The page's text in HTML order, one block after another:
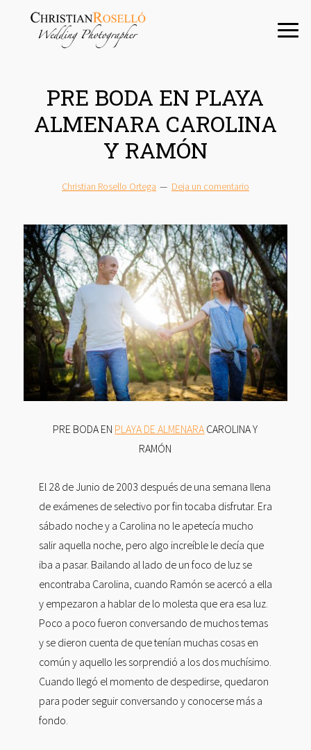
contenido
PRE BODA EN PLAYA
ALMENARA CAROLINA
Y RAMÓN
Christian Rosello Ortega Deja un comentario
PRE BODA EN PLAYA DE ALMENARA CAROLINA Y
RAMÓN
El 28 de Junio de 2003 después de una semana llena
de exámenes de selectivo por fin tocaba disfrutar. Era
sábado noche y a Carolina no le apetecía mucho
salir aquella noche, pero algo increíble le decía que
iba a pasar. Bailando al lado de un foco de luz se
encontraba Carolina, cuando Ramón se acercó a ella
y empezaron a hablar de lo molesta que era esa luz.
Poco a poco fueron conversando de muchos temas
y se dieron cuenta de que tenían muchas cosas en
común y aquello les sorprendió a los dos muchísimo.
Cuando llegó el momento de despedirse, quedaron
para poder seguir conversando y conocerse más a
fondo.